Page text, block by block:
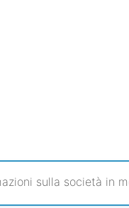
sulla società in